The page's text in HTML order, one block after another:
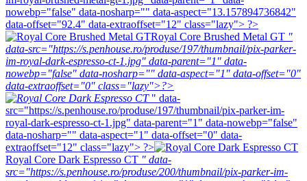
nowebp="false" data-nosharp="" data-aspect="13.157894736842"
data-offset="92.4" data-extraoffset="12" class="lazy"> ?>
Royal Core Brushed Metal GT "
data-src="https://s.penhouse.ro/produse/197/thumbnail/pix-parker-
im-royal-dark-espresso-ct-1.jpg" data-parent="1" data-
nowebp="false" data-nosharp="" data-aspect="1" data-offset="0"
data-extraoffset="0" class="lazy">?>
" data-
src="https://s.penhouse.ro/produse/197/thumbnail/pix-parker-im-
royal-dark-espresso-ct-1.jpg" data-parent="1" data-nowebp="false"
data-nosharp="" data-aspect="1" data-offset="0" data-
extraoffset="12" class="lazy"> ?>
Royal Core Dark Espresso CT " data-
src="https://s.penhouse.ro/produse/200/thumbnail/pix-parker-im-